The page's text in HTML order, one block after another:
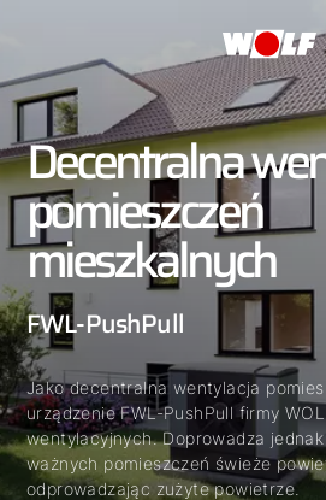
Decentralna
pomieszczeń
mieszkalnych
FWL-PushPull
Jako decentralna wentylacja
urządzenie FWL-PushPull firmy
wentylacyjnych. Doprowadza
ważnych pomieszczeń świeże
odprowadzając zużyte powietrze.